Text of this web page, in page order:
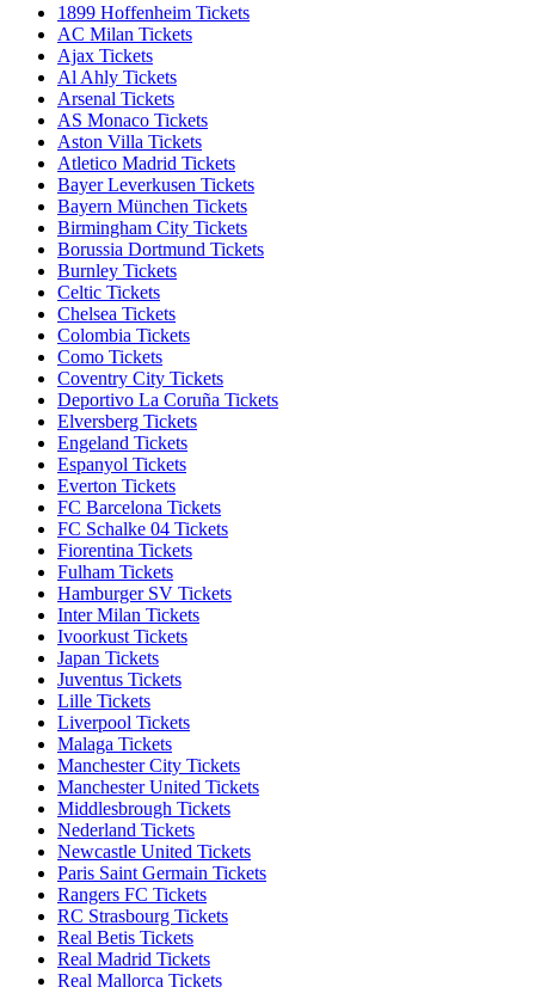
1899 Hoffenheim Tickets
AC Milan Tickets
Ajax Tickets
Al Ahly Tickets
Arsenal Tickets
AS Monaco Tickets
Aston Villa Tickets
Atletico Madrid Tickets
Bayer Leverkusen Tickets
Bayern München Tickets
Birmingham City Tickets
Borussia Dortmund Tickets
Burnley Tickets
Celtic Tickets
Chelsea Tickets
Colombia Tickets
Como Tickets
Coventry City Tickets
Deportivo La Coruña Tickets
Elversberg Tickets
Engeland Tickets
Espanyol Tickets
Everton Tickets
FC Barcelona Tickets
FC Schalke 04 Tickets
Fiorentina Tickets
Fulham Tickets
Hamburger SV Tickets
Inter Milan Tickets
Ivoorkust Tickets
Japan Tickets
Juventus Tickets
Lille Tickets
Liverpool Tickets
Malaga Tickets
Manchester City Tickets
Manchester United Tickets
Middlesbrough Tickets
Nederland Tickets
Newcastle United Tickets
Paris Saint Germain Tickets
Rangers FC Tickets
RC Strasbourg Tickets
Real Betis Tickets
Real Madrid Tickets
Real Mallorca Tickets